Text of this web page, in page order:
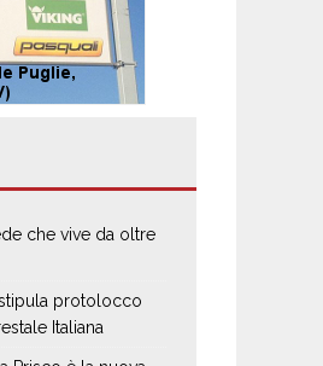
che vive da oltre
protolocco
Italiana